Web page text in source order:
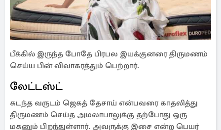
பீக்கில் இருந்த போதே பிரபல இயக்குனரை திருமணம்
செய்ய பின் விவாகரத்தும் பெற்றார்.
லேட்டஸ்ட்
கடந்த வருடம் ஜெகத் தேசாய் என்பவரை காதலித்து
திருமணம் செய்த அமலாபாலுக்கு தற்போது ஒரு
மகனும் பிறந்துள்ளார். அவருக்கு இசை என்ற பெயர்